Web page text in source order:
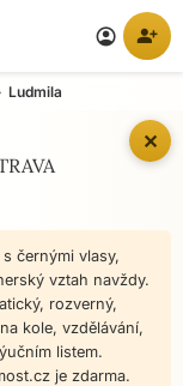
account_circle person_add
✕
Ludmila
černými vlasy,
vztah navždy.
rozverný,
kole, vzdělávání,
listem.
je zdarma.